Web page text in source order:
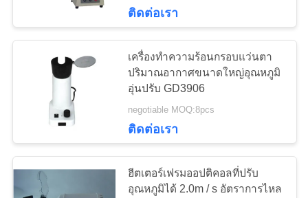
เครื่องวัด PD ดิจิตอล
16
ติดต่อเรา
เครื่องทำความร้อนกรอบแว่นตา
ปริมาณอากาศขนาดใหญ่อุณหภูมิ
อุ่นปรับ GD3906
negotiable MOQ:8pcs
ติดต่อเรา
ฮีตเตอร์เฟรมออปติคอลที่ปรับ
อุณหภูมิได้ 2.0m / s อัตราการไหล